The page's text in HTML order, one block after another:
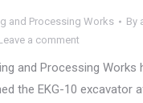
and Processing Works By
a comment
and Processing Works
the EKG-10 excavator